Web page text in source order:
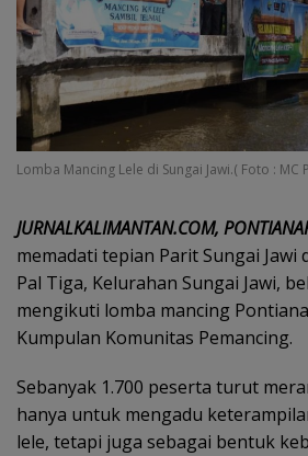
Lomba Mancing Lele di Sungai Jawi.( Foto : MC
JURNALKALIMANTAN.COM,
memadati tepian Parit Sungai Jawi
Pal Tiga, Kelurahan Sungai Jawi,
mengikuti lomba mancing
Kumpulan Komunitas Pemancing.
Sebanyak 1.700 peserta turut
hanya untuk mengadu
lele, tetapi juga sebagai bentuk